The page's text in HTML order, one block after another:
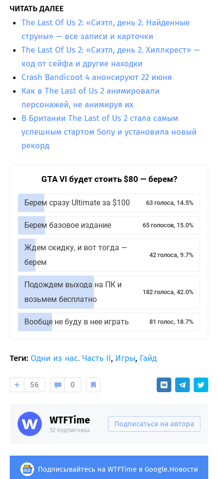
ЧИТАТЬ ДАЛЕЕ
The Last Of Us 2: «Сиэтл, день 2. Найденные
струны» — все записи и карточки
The Last Of Us 2: «Сиэтл, день 2. Хиллкрест» —
код от сейфа и другие находки
Crash Bandicoot 4 анонсируют 22 июня
Как в The Last of Us 2 анимировали
персонажей, не анимируя их
В Британии The Last of Us 2 стала самым
успешным стартом Sony и установила новый
рекорд
GTA VI будет стоить $80 — берем?
Берем сразу Ultimate за $100 63 голоса, 14.5%
Берем базовое издание 65 голосов, 15.0%
Ждем скидку, и вот тогда —
берем
42 голоса, 9.7%
Подождем выхода на ПК и
возьмем бесплатно
182 голоса, 42.0%
Вообще не буду в нее играть 81 голос, 18.7%
Теги: Одни из нас. Часть II, Игры, Гайд
56 0
WTFTime
52 подписчика
Подписаться на автора
Подписывайтесь на WTFTime в Google.Новости